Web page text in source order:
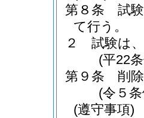
第８条
試
て行う。
２
試験は
(平22
第９条
削除
(令５
(遵守事項)